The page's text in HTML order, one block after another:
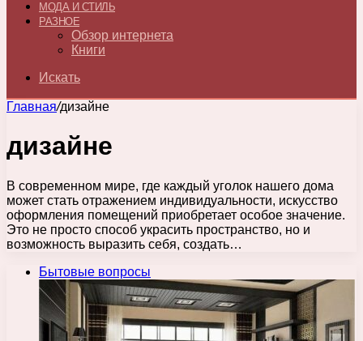
МОДА И СТИЛЬ
РАЗНОЕ
Обзор интернета
Книги
Искать
Главная/дизайне
дизайне
В современном мире, где каждый уголок нашего дома
может стать отражением индивидуальности, искусство
оформления помещений приобретает особое значение.
Это не просто способ украсить пространство, но и
возможность выразить себя, создать…
Бытовые вопросы